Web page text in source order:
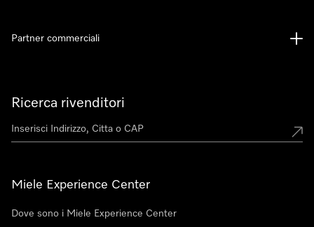
Ricerca rivenditori
Miele Experience Center
Dove sono i Miele Experience Center
Partner commerciali